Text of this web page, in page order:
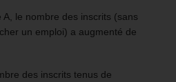
le nombre des inscrits (sans
un emploi) a augmenté de
des inscrits tenus de